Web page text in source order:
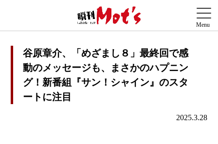
谷原章介、「めざまし８」最終回で感
動のメッセージも、まさかのハプニン
グ！新番組『サン！シャイン』のスタ
ートに注目
2025.3.28